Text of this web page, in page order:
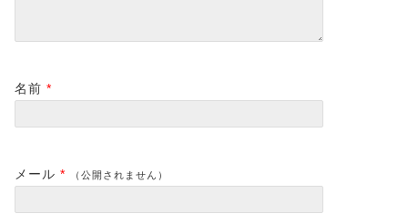
名前 *
メール * （公開されません）